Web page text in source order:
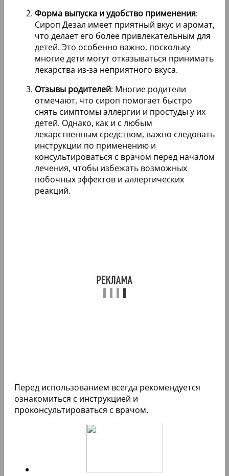
Форма выпуска и удобство применения:
Сироп Дезал имеет приятный вкус и аромат,
что делает его более привлекательным для
детей. Это особенно важно, поскольку
многие дети могут отказываться принимать
лекарства из-за неприятного вкуса.
Отзывы родителей: Многие родители
отмечают, что сироп помогает быстро
снять симптомы аллергии и простуды у их
детей. Однако, как и с любым
лекарственным средством, важно следовать
инструкции по применению и
консультироваться с врачом перед началом
лечения, чтобы избежать возможных
побочных эффектов и аллергических
реакций.
Перед использованием всегда рекомендуется
ознакомиться с инструкцией и
проконсультироваться с врачом.